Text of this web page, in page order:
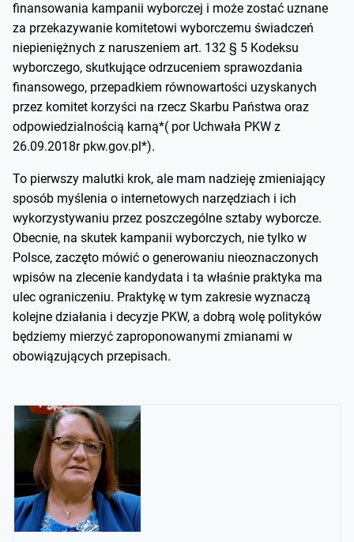
finansowania kampanii wyborczej i może zostać uznane
za przekazywanie komitetowi wyborczemu świadczeń
niepieniężnych z naruszeniem art. 132 § 5 Kodeksu
wyborczego, skutkujące odrzuceniem sprawozdania
finansowego, przepadkiem równowartości uzyskanych
przez komitet korzyści na rzecz Skarbu Państwa oraz
odpowiedzialnością karną*( por Uchwała PKW z
26.09.2018r pkw.gov.pl*).
To pierwszy malutki krok, ale mam nadzieję zmieniający
sposób myślenia o internetowych narzędziach i ich
wykorzystywaniu przez poszczególne sztaby wyborcze.
Obecnie, na skutek kampanii wyborczych, nie tylko w
Polsce, zaczęto mówić o generowaniu nieoznaczonych
wpisów na zlecenie kandydata i ta właśnie praktyka ma
ulec ograniczeniu. Praktykę w tym zakresie wyznaczą
kolejne działania i decyzje PKW, a dobrą wolę polityków
będziemy mierzyć zaproponowanymi zmianami w
obowiązujących przepisach.